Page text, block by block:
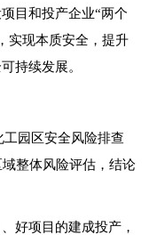
目和投产企业“两个
实现本质安全，提升
持续发展。
园区安全风险排查
整体风险评估，结论
好项目的建成投产，